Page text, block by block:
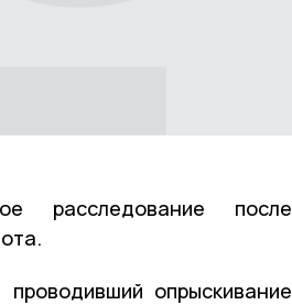
расследование после
опрыскивание